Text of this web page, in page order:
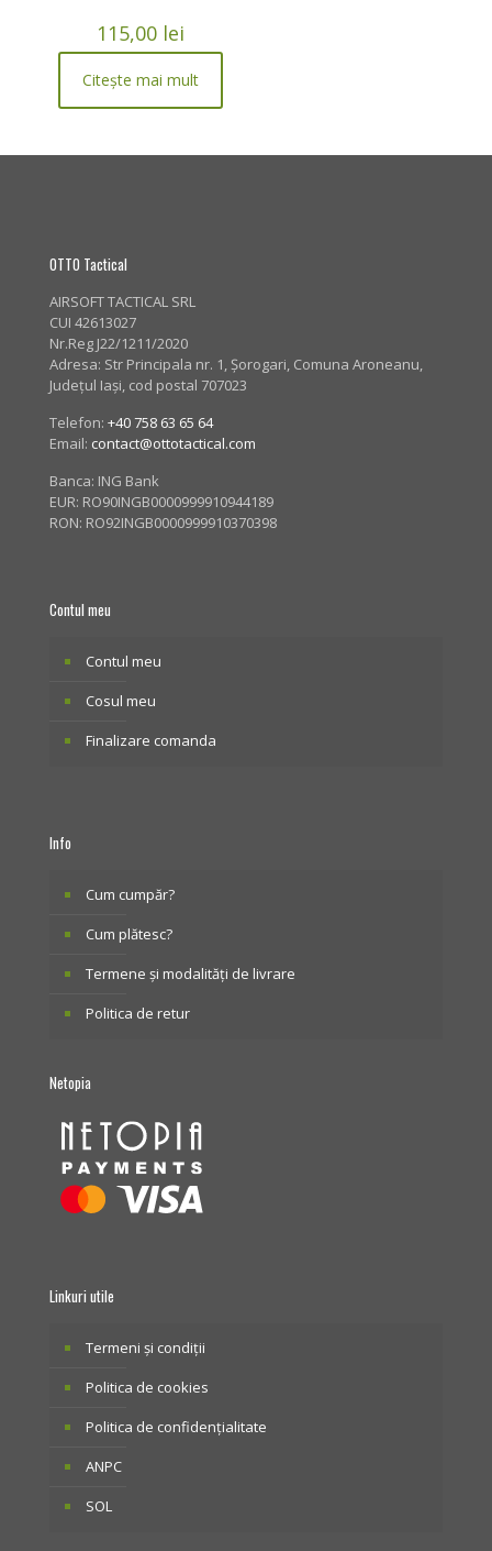
115,00 lei
Citește mai mult
OTTO Tactical
AIRSOFT TACTICAL SRL
CUI 42613027
Nr.Reg J22/1211/2020
Adresa: Str Principala nr. 1, Șorogari, Comuna Aroneanu,
Județul Iași, cod postal 707023
Telefon: +40 758 63 65 64
Email: contact@ottotactical.com
Banca: ING Bank
EUR: RO90INGB0000999910944189
RON: RO92INGB0000999910370398
Contul meu
Contul meu
Cosul meu
Finalizare comanda
Info
Cum cumpăr?
Cum plătesc?
Termene și modalități de livrare
Politica de retur
Netopia
Linkuri utile
Termeni și condiții
Politica de cookies
Politica de confidențialitate
ANPC
SOL